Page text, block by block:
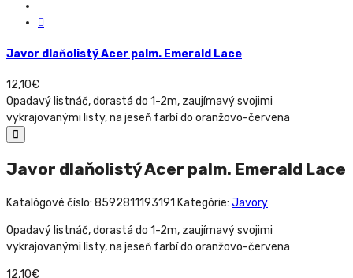
Javor dlaňolistý Acer palm. Emerald Lace
12,10€
Opadavý listnáč, dorastá do 1-2m, zaujímavý svojimi
vykrajovanými listy, na jeseň farbí do oranžovo-červena
Javor dlaňolistý Acer palm. Emerald Lace
Katalógové číslo: 8592811193191 Kategórie: Javory
Opadavý listnáč, dorastá do 1-2m, zaujímavý svojimi
vykrajovanými listy, na jeseň farbí do oranžovo-červena
12,10€